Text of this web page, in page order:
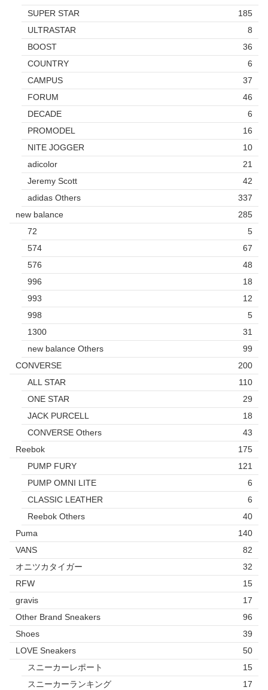
SUPER STAR
185
ULTRASTAR
8
BOOST
36
COUNTRY
6
CAMPUS
37
FORUM
46
DECADE
6
PROMODEL
16
NITE JOGGER
10
adicolor
21
Jeremy Scott
42
adidas Others
337
new balance
285
72
5
574
67
576
48
996
18
993
12
998
5
1300
31
new balance Others
99
CONVERSE
200
ALL STAR
110
ONE STAR
29
JACK PURCELL
18
CONVERSE Others
43
Reebok
175
PUMP FURY
121
PUMP OMNI LITE
6
CLASSIC LEATHER
6
Reebok Others
40
Puma
140
VANS
82
オニツカタイガー
32
RFW
15
gravis
17
Other Brand Sneakers
96
Shoes
39
LOVE Sneakers
50
スニーカーレポート
15
スニーカーランキング
17